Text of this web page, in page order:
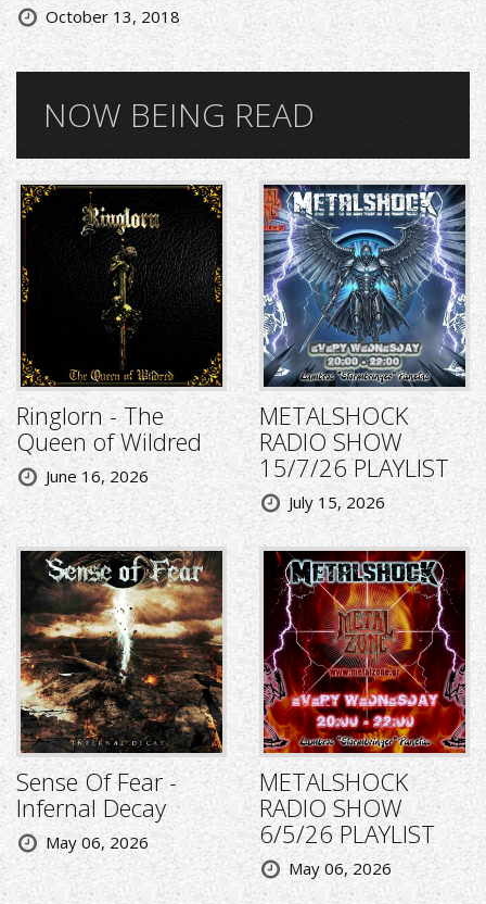
October 13, 2018
NOW BEING READ
Ringlorn - The
Queen of Wildred
June 16, 2026
METALSHOCK
RADIO SHOW
15/7/26 PLAYLIST
July 15, 2026
Sense Of Fear -
Infernal Decay
May 06, 2026
METALSHOCK
RADIO SHOW
6/5/26 PLAYLIST
May 06, 2026